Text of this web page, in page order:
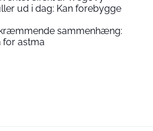
ud i dag: Kan forebygge
sammenhæng:
for astma